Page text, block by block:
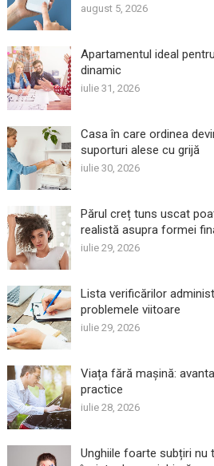
august 5, 2026
Apartamentul ideal
dinamic
iulie 31, 2026
Casa în care ordinea
suporturi alese cu grijă
iulie 30, 2026
Părul creț tuns uscat
realistă asupra formei
iulie 29, 2026
Lista verificărilor
problemele viitoare
iulie 29, 2026
Viața fără mașină:
practice
iulie 28, 2026
Unghiile foarte subțiri nu